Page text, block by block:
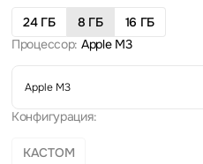
24 ГБ 8 ГБ
16 ГБ
Процессор: Apple M3
Apple M3
Конфигурация:
КАСТОМ